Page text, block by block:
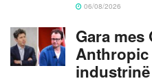
06/08/2026
Gara mes
Anthropic
industrinë